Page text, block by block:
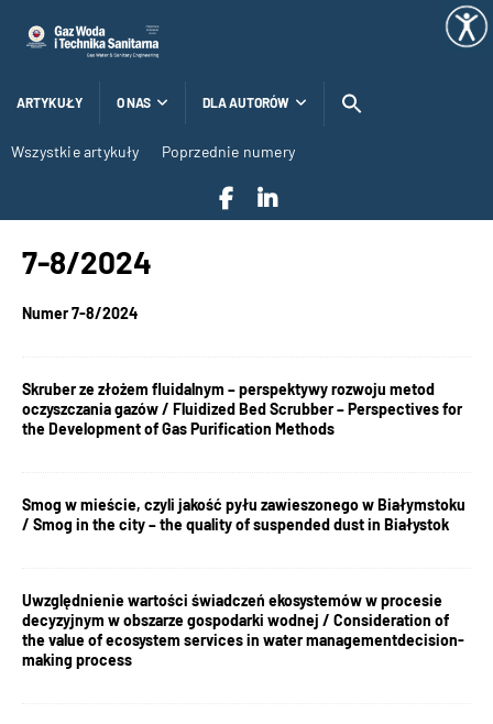
ARTYKUŁY O NAS DLA AUTORÓW
Wszystkie artykuły Poprzednie numery
7-8/2024
Numer 7-8/2024
Skruber ze złożem fluidalnym – perspektywy rozwoju metod
oczyszczania gazów / Fluidized Bed Scrubber – Perspectives for
the Development of Gas Purification Methods
Smog w mieście, czyli jakość pyłu zawieszonego w Białymstoku
/ Smog in the city – the quality of suspended dust in Białystok
Uwzględnienie wartości świadczeń ekosystemów w procesie
decyzyjnym w obszarze gospodarki wodnej / Consideration of
the value of ecosystem services in water managementdecision-
making process